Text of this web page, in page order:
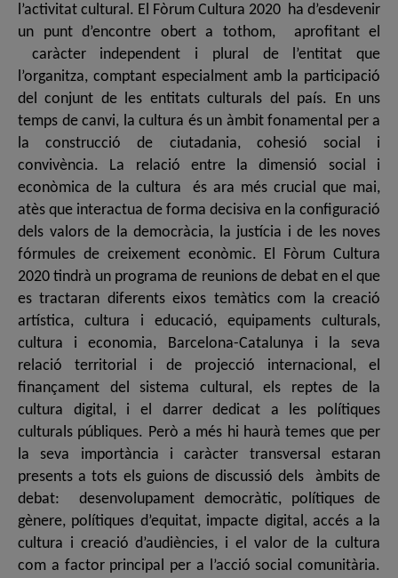
l’activitat cultural. El Fòrum Cultura 2020 ha d’esdevenir
un punt d’encontre obert a tothom, aprofitant el
caràcter independent i plural de l’entitat que
l’organitza, comptant especialment amb la participació
del conjunt de les entitats culturals del país. En uns
temps de canvi, la cultura és un àmbit fonamental per a
la construcció de ciutadania, cohesió social i
convivència. La relació entre la dimensió social i
econòmica de la cultura és ara més crucial que mai,
atès que interactua de forma decisiva en la configuració
dels valors de la democràcia, la justícia i de les noves
fórmules de creixement econòmic. El Fòrum Cultura
2020 tindrà un programa de reunions de debat en el que
es tractaran diferents eixos temàtics com la creació
artística, cultura i educació, equipaments culturals,
cultura i economia, Barcelona-Catalunya i la seva
relació territorial i de projecció internacional, el
finançament del sistema cultural, els reptes de la
cultura digital, i el darrer dedicat a les polítiques
culturals públiques. Però a més hi haurà temes que per
la seva importància i caràcter transversal estaran
presents a tots els guions de discussió dels àmbits de
debat: desenvolupament democràtic, polítiques de
gènere, polítiques d’equitat, impacte digital, accés a la
cultura i creació d’audiències, i el valor de la cultura
com a factor principal per a l’acció social comunitària.